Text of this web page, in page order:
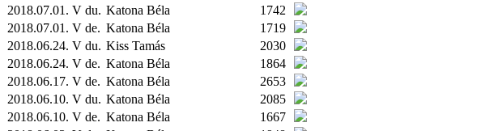
2018.07.01. V du. Katona Béla
1742
2018.07.01. V de. Katona Béla
1719
2018.06.24. V du. Kiss Tamás
2030
2018.06.24. V de. Katona Béla
1864
2018.06.17. V de. Katona Béla
2653
2018.06.10. V du. Katona Béla
2085
2018.06.10. V de. Katona Béla
1667